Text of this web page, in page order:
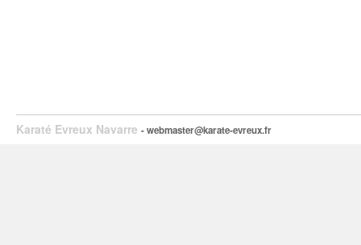
Karaté Evreux Navarre - webmaster@karate-evreux.fr